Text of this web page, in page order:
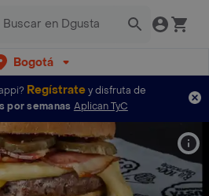
Bogotá
Regístratey disfruta de
por semanas Aplican TyC